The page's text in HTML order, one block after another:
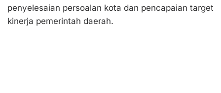
penyelesaian persoalan kota dan pencapaian target
kinerja pemerintah daerah.